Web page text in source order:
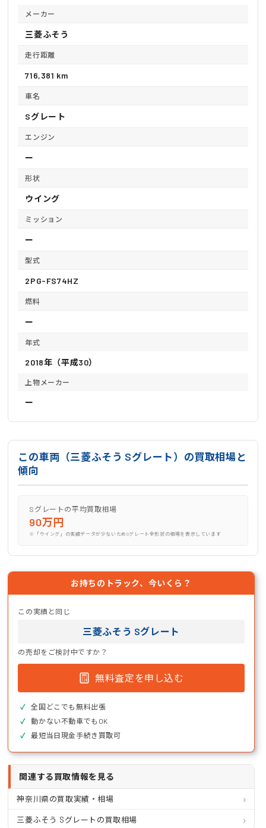
メーカー
三菱ふそう
走行距離
716,381 km
車名
Sグレート
エンジン
ー
形状
ウイング
ミッション
ー
型式
2PG-FS74HZ
燃料
ー
年式
2018年（平成30）
上物メーカー
ー
この車両（三菱ふそう Sグレート）の買取相場と
傾向
Sグレートの平均買取相場
90万円
※「ウイング」の実績データが少ないためSグレート全形状の相場を表示しています
お持ちのトラック、今いくら？
この実績と同じ
三菱ふそう Sグレート
の売却をご検討中ですか？
無料査定を申し込む
全国どこでも無料出張
動かない不動車でもOK
最短当日現金手続き買取可
関連する買取情報を見る
神奈川県の買取実績・相場
三菱ふそう Sグレートの買取相場